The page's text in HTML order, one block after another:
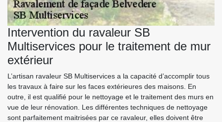
Intervention du ravaleur SB
Multiservices pour le traitement de mur
extérieur
L’artisan ravaleur SB Multiservices a la capacité d’accomplir tous
les travaux à faire sur les faces extérieures des maisons. En
outre, il est qualifié pour le nettoyage et le traitement des murs en
vue de leur rénovation. Les différentes techniques de nettoyage
sont parfaitement maitrisées par ce ravaleur, elles doivent être